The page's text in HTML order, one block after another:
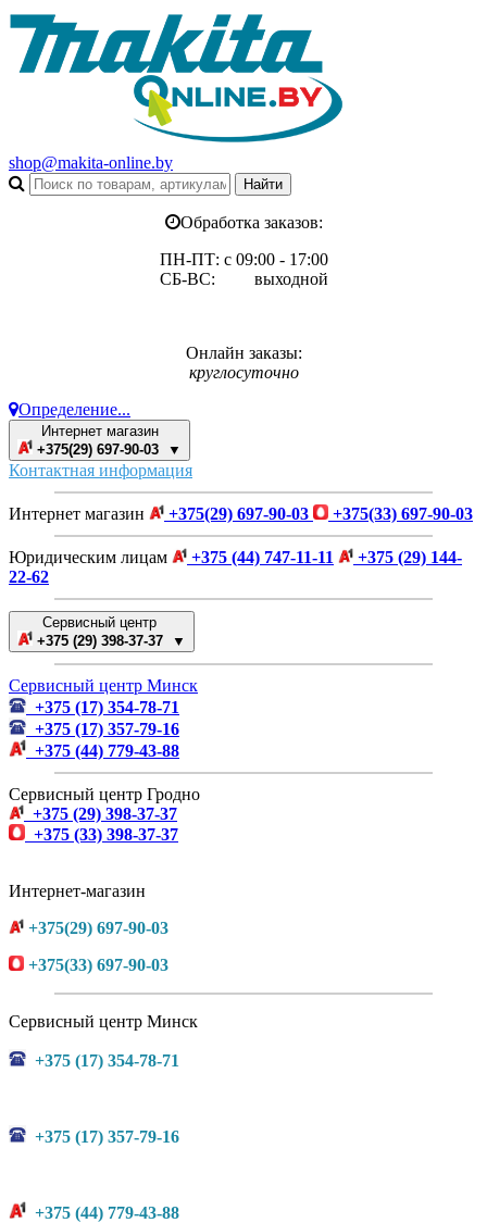
shop@makita-online.by
Обработка заказов:
ПН-ПТ: с 09:00 - 17:00
СБ-ВС: выходной
Онлайн заказы:
круглосуточно
Определение...
Интернет магазин
+375(29) 697-90-03 ▼
Контактная информация
Интернет магазин +375(29) 697-90-03 +375(33) 697-90-03
Юридическим лицам +375 (44) 747-11-11
+375 (29) 144-
22-62
Сервисный центр
+375 (29) 398-37-37 ▼
Сервисный центр Минск
+375 (17) 354-78-71
+375 (17) 357-79-16
+375 (44) 779-43-88
Сервисный центр Гродно
+375 (29) 398-37-37
+375 (33) 398-37-37
Интернет-магазин
+375(29) 697-90-03
+375(33) 697-90-03
Сервисный центр Минск
+375 (17) 354-78-71
+375 (17) 357-79-16
+375 (44) 779-43-88